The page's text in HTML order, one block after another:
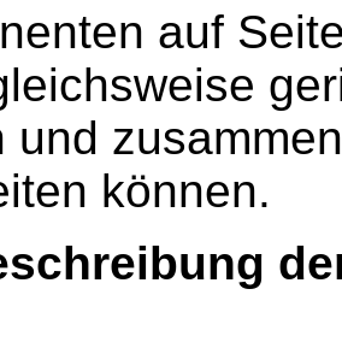
auf
und
können.